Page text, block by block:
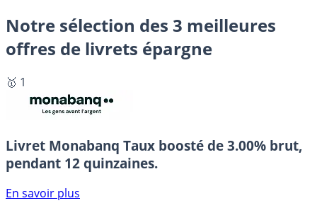
Notre sélection des 3 meilleures
offres de livrets épargne
🥇 1
Livret Monabanq Taux boosté de 3.00% brut,
pendant 12 quinzaines.
En savoir plus